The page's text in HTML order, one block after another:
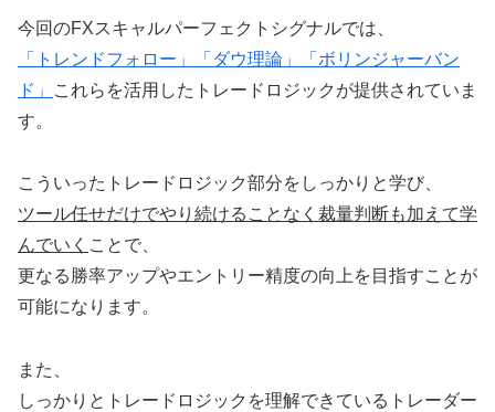
今回のFXスキャルパーフェクトシグナルでは、
「トレンドフォロー」
「ダウ理論」
「ボリンジャーバン
ド」
これらを活用したトレードロジックが提供されていま
す。
こういったトレードロジック部分をしっかりと学び、
ツール任せだけでやり続けることなく裁量判断も加えて学
んでいく ことで、
更なる勝率アップやエントリー精度の向上を目指すことが
可能になります。
また、
しっかりとトレードロジックを理解できているトレーダー